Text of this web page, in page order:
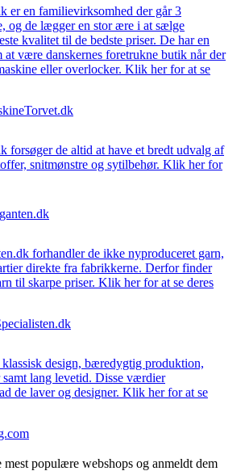
er en familievirksomhed der går 3
og de lægger en stor ære i at sælge
kvalitet til de bedste priser. De har en
være danskernes foretrukne butik når der
eller overlocker. Klik her for at se
forsøger de altid at have et bredt udvalg af
snitmønstre og sytilbehør. Klik her for
forhandler de ikke nyproduceret garn,
direkte fra fabrikkerne. Derfor finder
til skarpe priser. Klik her for at se deres
design, bæredygtig produktion,
samt lang levetid. Disse værdier
de laver og designer. Klik her for at se
mest populære webshops og anmeldt dem